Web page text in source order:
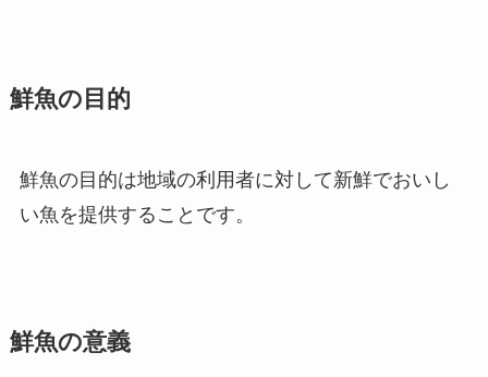
鮮魚の目的
鮮魚の目的は地域の利用者に対して新鮮でおいし
い魚を提供することです。
鮮魚の意義